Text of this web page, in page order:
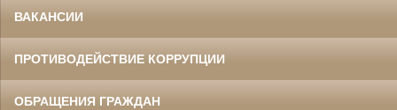
ВАКАНСИИ
ПРОТИВОДЕЙСТВИЕ КОРРУПЦИИ
ОБРАЩЕНИЯ ГРАЖДАН